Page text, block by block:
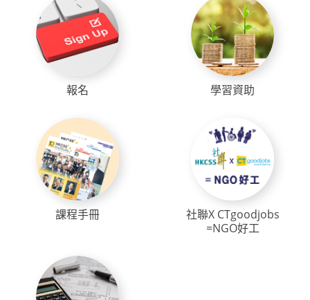
報名 學習資助
課程手冊
社聯X CTgoodjobs
=NGO好工